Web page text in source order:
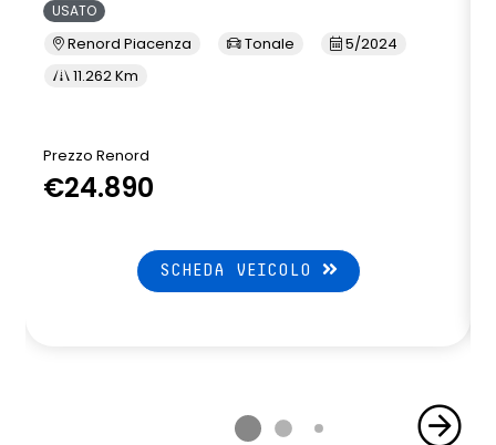
USATO
Renord Piacenza Tonale
5/2024
11.262 Km
Prezzo Renord
€24.890
SCHEDA VEICOLO